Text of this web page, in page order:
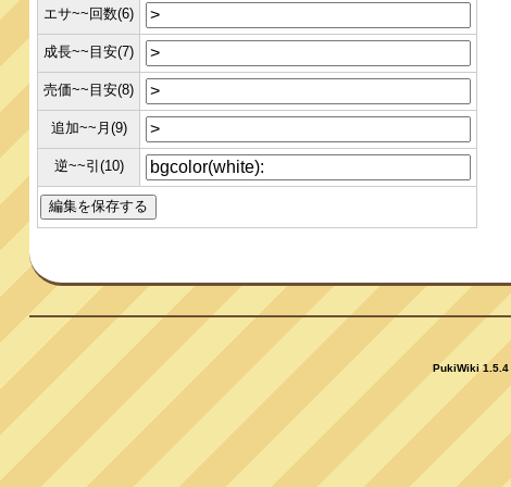
エサ~~回数(6)
成長~~目安(7)
売価~~目安(8)
追加~~月(9)
逆~~引(10)
PukiWiki 1.5.4